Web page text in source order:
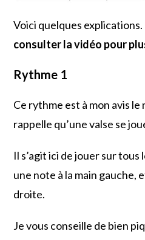
Voici quelques explications.
consulter la vidéo pour
Rythme 1
Ce rythme est à mon avis le
rappelle qu’une valse se
Il s’agit ici de jouer sur
une note à la main gauche,
droite.
Je vous conseille de bien